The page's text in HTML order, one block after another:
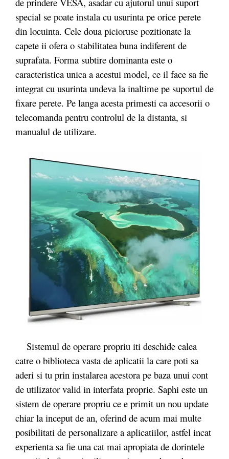
special se poate instala cu usurinta pe orice perete
din locuinta. Cele doua picioruse pozitionate la
capete ii ofera o stabilitatea buna indiferent de
suprafata. Forma subtire dominanta este o
caracteristica unica a acestui model, ce il face sa fie
integrat cu usurinta undeva la inaltime pe suportul de
fixare perete. Pe langa acesta primesti ca accesorii o
telecomanda pentru controlul de la distanta, si
manualul de utilizare.
Sistemul de operare propriu iti deschide calea
catre o biblioteca vasta de aplicatii la care poti sa
aderi si tu prin instalarea acestora pe baza unui cont
de utilizator valid in interfata proprie. Saphi este un
sistem de operare propriu ce e primit un nou update
chiar la inceput de an, oferind de acum mai multe
posibilitati de personalizare a aplicatiilor, astfel incat
experienta sa fie una cat mai apropiata de dorintele